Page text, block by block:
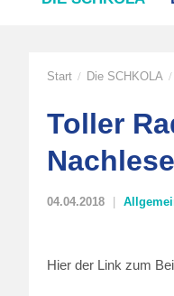
Start / Die SCHKOLA /
Toller
04.04.2018
Hier der Link zum